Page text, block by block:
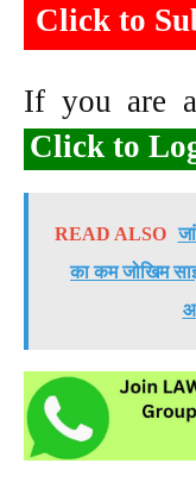
Click to
If you are
Click to
READ ALSO
का कम जोखिम